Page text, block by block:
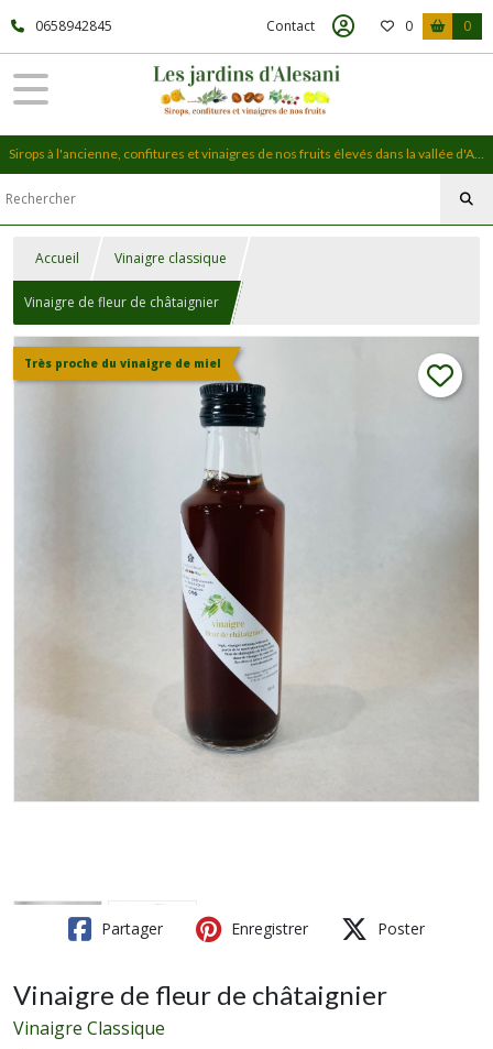
0658942845 Contact 0 0
Sirops à l'ancienne, confitures et vinaigres de nos fruits élevés dans la vallée d'Alesani, en Haute-Corse
Accueil Vinaigre classique
Vinaigre de fleur de châtaignier
Très proche du vinaigre de miel
Partager Enregistrer Poster
Vinaigre de fleur de châtaignier
Vinaigre Classique